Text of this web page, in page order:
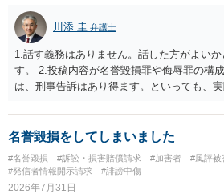
川添 圭 弁護士
1.話す義務はありません。話した方がよい
す。 2.投稿内容が名誉毀損罪や侮辱罪の構
は、刑事告訴はあり得ます。といっても、
です。Googleは電話番号の開示請求もでき
も特定可能になるよう、複数ルートで開示
です。さらにいえば、利用者からの口コミ
ある程度対象者を特定できている（ただし証
ので発信者情報開示請求をする）というケー
名誉毀損をしてしまいました
#名誉毀損 #訴訟・損害賠償請求 #加害者
#風評被
#発信者情報開示請求
#誹謗中傷
2026年7月31日